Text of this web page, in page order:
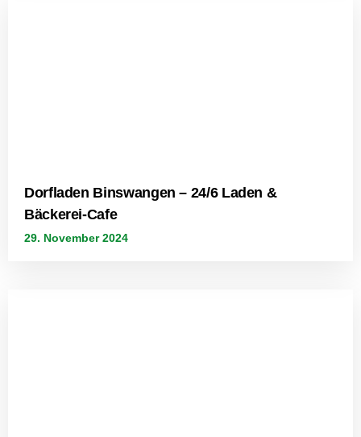
Dorfladen Binswangen – 24/6 Laden &
Bäckerei-Cafe
29. November 2024